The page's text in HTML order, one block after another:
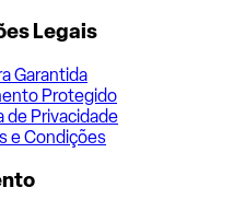
Legais
Garantida
Protegido
de Privacidade
e Condições